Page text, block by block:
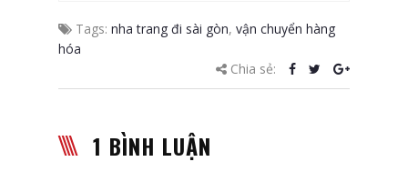
Tags: nha trang đi sài gòn, vận chuyển hàng
hóa
Chia sẻ:
1 BÌNH LUẬN